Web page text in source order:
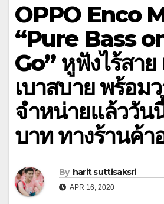
OPPO Enco
“Pure Bass
Go” หูฟังไร้สาย
เบาสบาย พร้อม
จำหน่ายแล้ววัน
บาท ทางร้านค้า
By harit suttisaksri
APR 16, 2020